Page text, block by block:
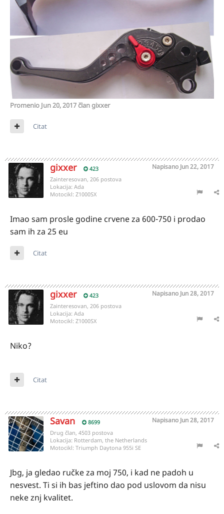
Promenio Jun 20, 2017član gixxer
Citat
gixxer 423 Napisano Jun 22, 2017
Zainteresovan, 206 postova
Lokacija: Ada
Motocikl: Z1000SX
Imao sam prosle godine crvene za 600-750 i prodao
sam ih za 25 eu
Citat
gixxer 423 Napisano Jun 28, 2017
Zainteresovan, 206 postova
Lokacija: Ada
Motocikl: Z1000SX
Niko?
Citat
Savan 8699 Napisano Jun 28, 2017
Drug član, 4503 postova
Lokacija: Rotterdam, the Netherlands
Motocikl: Triumph Daytona 955i SE
Jbg, ja gledao ručke za moj 750, i kad ne padoh u
nesvest. Ti si ih bas jeftino dao pod uslovom da nisu
neke znj kvalitet.